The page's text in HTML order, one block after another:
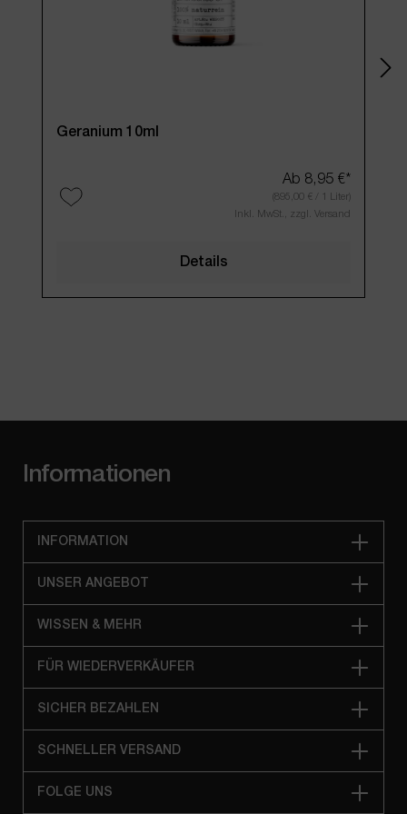
Geranium 10ml
Ab 8,95 €*
(895,00 € / 1 Liter)
Inkl. MwSt., zzgl. Versand
Details
Informationen
INFORMATION
UNSER ANGEBOT
WISSEN & MEHR
FÜR WIEDERVERKÄUFER
SICHER BEZAHLEN
SCHNELLER VERSAND
FOLGE UNS